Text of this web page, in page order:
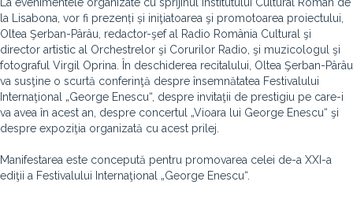
la Lisabona, vor fi prezenți și iniţiatoarea şi promotoarea proiectului,
Oltea Şerban-Pârâu, redactor-şef al Radio România Cultural şi
director artistic al Orchestrelor şi Corurilor Radio, şi muzicologul şi
fotograful Virgil Oprina. În deschiderea recitalului, Oltea Şerban-Pârâu
va susţine o scurtă conferinţă despre însemnătatea Festivalului
Internaţional „George Enescu“, despre invitaţii de prestigiu pe care-i
va avea în acest an, despre concertul „Vioara lui George Enescu“ şi
despre expoziţia organizată cu acest prilej.
Manifestarea este concepută pentru promovarea celei de-a XXI-a
ediţii a Festivalului Internaţional „George Enescu“.